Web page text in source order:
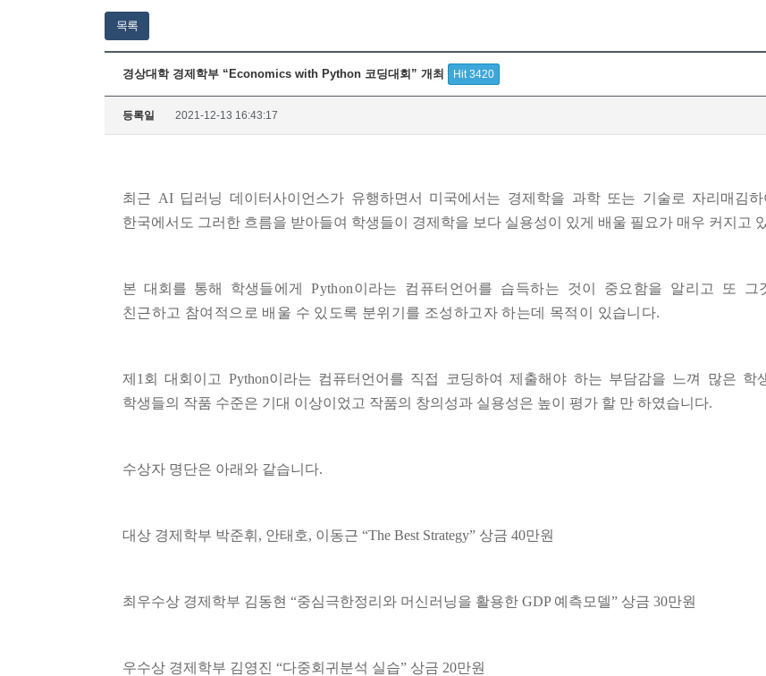
목록
경상대학 경제학부 “Economics with Python 코딩대회” 개최 Hit 3420
등록일 2021-12-13 16:43:17
최근 AI 딥러닝 데이터사이언스가 유행하면서 미국에서는 경제학을 과학 또는 기술로 자리매김
한국에서도 그러한 흐름을 받아들여 학생들이 경제학을 보다 실용성이 있게 배울 필요가 매우 커지고
본 대회를 통해 학생들에게Python이라는 컴퓨터언어를 습득하는 것이 중요함을 알리고 또 그
친근하고 참여적으로 배울 수 있도록 분위기를 조성하고자 하는데 목적이 있습니다.
제 1 회 대회이고 Python이라는 컴퓨터언어를 직접 코딩하여 제출해야 하는 부담감을 느껴 많은 학
학생들의 작품 수준은 기대 이상이었고 작품의 창의성과 실용성은 높이 평가 할 만 하였습니다.
수상자 명단은 아래와 같습니다.
대상 경제학부 박준휘 , 안태호, 이동근 “The Best Strategy” 상금 40만원
최우수상 경제학부 김동현 “중심극한정리와 머신러닝을 활용한 GDP 예측모델” 상금 30만원
우수상 경제학부 김영진 “다중회귀분석 실습” 상금 20만원